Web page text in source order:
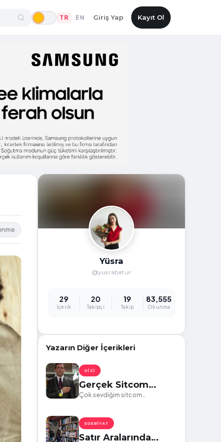
TR EN Giriş Yap Kayıt Ol
Yüsra
@yusrabatur
29
İçerik
20
Takipçi
19
Takip
83,555
Okunma
Yazarın Diğer İçerikleri
DIZI
Gerçek Sitcom
İzleyicileri İçin
Çok sevdiğim sitcom
eğlenirsiniz.
EDEBIYAT
Satır Aralarında